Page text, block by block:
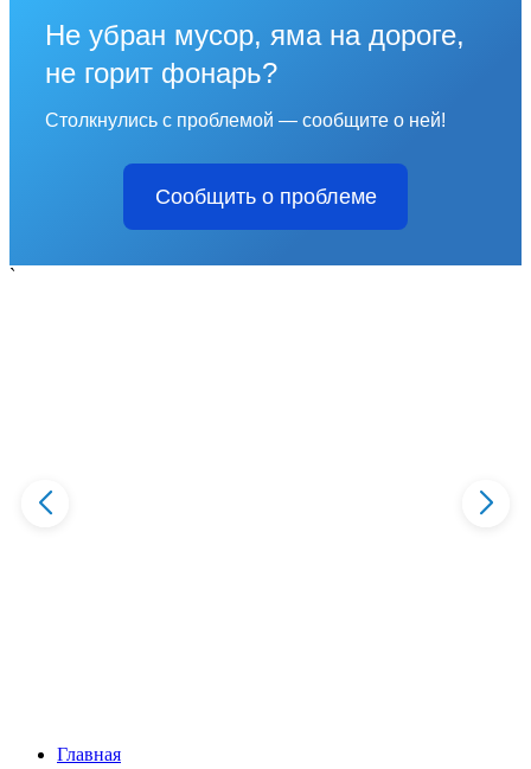
Не убран мусор, яма на дороге,
не горит фонарь?
Столкнулись с проблемой — сообщите о ней!
Сообщить о проблеме
`
Главная